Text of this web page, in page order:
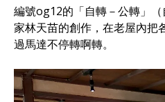
編號og12的「自轉－公轉」
家林天苗的創作，在老屋內把
過馬達不停轉啊轉。